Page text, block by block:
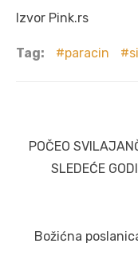
Izvor Pink.rs
Tag: paracin
navigation
Previous
post:
POČEO
SLEDEĆE
Next
Božićna